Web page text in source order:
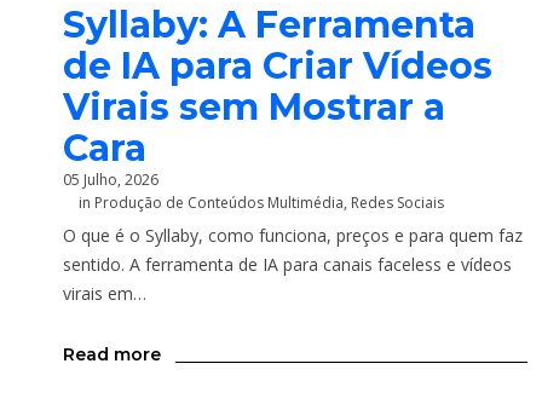
Syllaby: A Ferramenta
de IA para Criar Vídeos
Virais sem Mostrar a
Cara
05 Julho, 2026
in Produção de Conteúdos Multimédia, Redes Sociais
O que é o Syllaby, como funciona, preços e para quem faz
sentido. A ferramenta de IA para canais faceless e vídeos
virais em…
Read more